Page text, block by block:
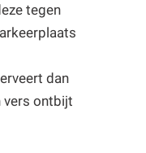
tegen
dan
vers ontbijt